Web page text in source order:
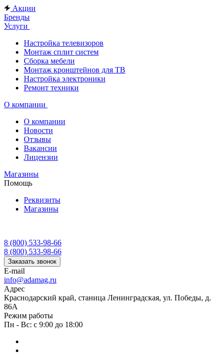
Акции
Бренды
Услуги
Настройка телевизоров
Монтаж сплит систем
Сборка мебели
Монтаж кронштейнов для ТВ
Настройка электроники
Ремонт техники
О компании
О компании
Новости
Отзывы
Вакансии
Лицензии
Магазины
Помощь
Реквизиты
Магазины
8 (800) 533-98-66
8 (800) 533-98-66
Заказать звонок
E-mail
info@adamag.ru
Адрес
Краснодарский край, станица Ленинградская, ул. Победы, д.
86А
Режим работы
Пн - Вс: с 9:00 до 18:00